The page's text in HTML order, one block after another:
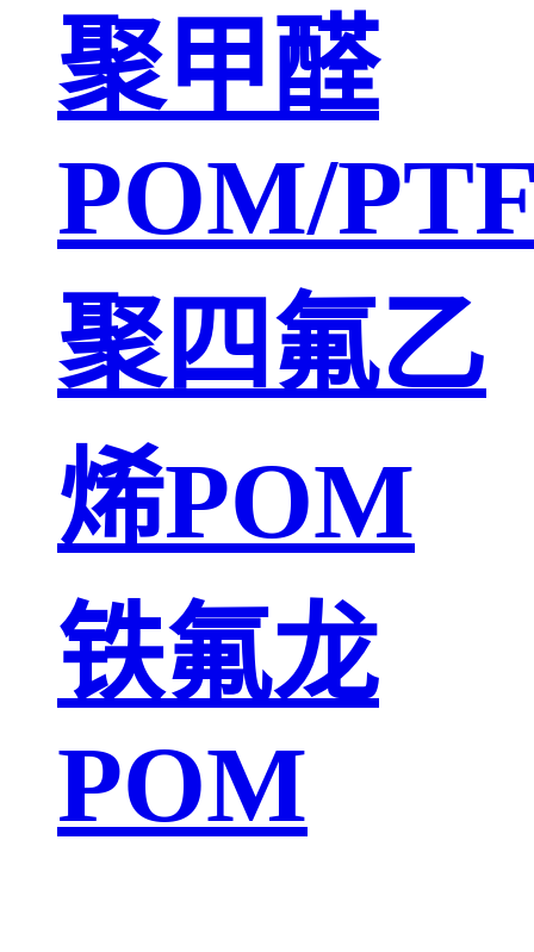
聚甲醛
POM/
聚四氟乙
烯POM
铁氟龙
POM